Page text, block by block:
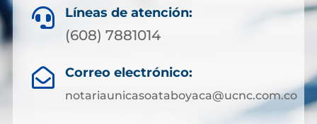
 Líneas de atención:
(608) 7881014
 Correo electrónico:
notariaunicasoataboyaca@ucnc.com.co